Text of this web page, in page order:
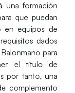
una formación
que puedan
en equipos de
dados
para
el título de
por tanto, una
complemento